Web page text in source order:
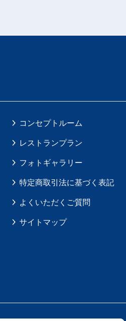
コンセプトルーム
レストランプラン
フォトギャラリー
特定商取引法に基づく表記
よくいただくご質問
サイトマップ